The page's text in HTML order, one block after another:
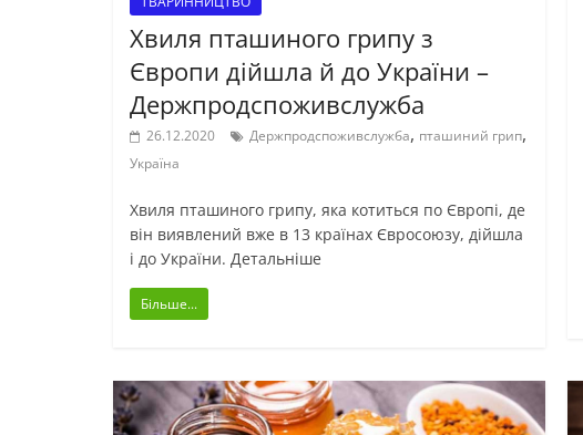
Хвиля пташиного грипу з
Європи дійшла й до України –
Держпродспоживслужба
26.12.2020 Держпродспоживслужба, пташиний грип,
Україна
Хвиля пташиного грипу, яка котиться по Європі, де
він виявлений вже в 13 країнах Євросоюзу, дійшла
і до України. Детальніше
Більше...